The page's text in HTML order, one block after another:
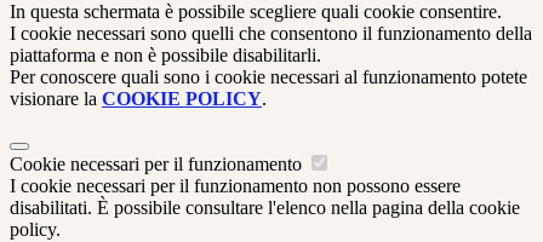
In questa schermata è possibile scegliere quali cookie consentire.
I cookie necessari sono quelli che consentono il funzionamento della
piattaforma e non è possibile disabilitarli.
Per conoscere quali sono i cookie necessari al funzionamento potete
visionare la COOKIE POLICY.
Cookie necessari per il funzionamento
I cookie necessari per il funzionamento non possono essere
disabilitati. È possibile consultare l'elenco nella pagina della cookie
policy.